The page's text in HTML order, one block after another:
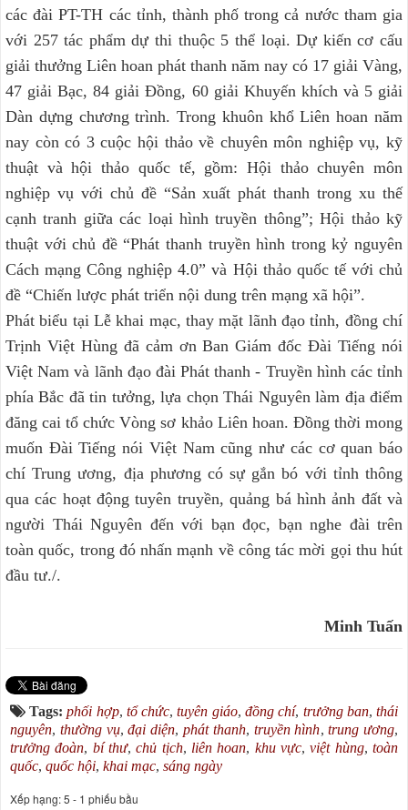
các đài PT-TH các tỉnh, thành phố trong cả nước tham gia
với 257 tác phẩm dự thi thuộc 5 thể loại. Dự kiến cơ cấu
giải thưởng Liên hoan phát thanh năm nay có 17 giải Vàng,
47 giải Bạc, 84 giải Đồng, 60 giải Khuyến khích và 5 giải
Dàn dựng chương trình. Trong khuôn khổ Liên hoan năm
nay còn có 3 cuộc hội thảo về chuyên môn nghiệp vụ, kỹ
thuật và hội thảo quốc tế, gồm: Hội thảo chuyên môn
nghiệp vụ với chủ đề “Sản xuất phát thanh trong xu thế
cạnh tranh giữa các loại hình truyền thông”; Hội thảo kỹ
thuật với chủ đề “Phát thanh truyền hình trong kỷ nguyên
Cách mạng Công nghiệp 4.0” và Hội thảo quốc tế với chủ
đề “Chiến lược phát triển nội dung trên mạng xã hội”.
Phát biểu tại Lễ khai mạc, thay mặt lãnh đạo tỉnh, đồng chí
Trịnh Việt Hùng đã cảm ơn Ban Giám đốc Đài Tiếng nói
Việt Nam và lãnh đạo đài Phát thanh - Truyền hình các tỉnh
phía Bắc đã tin tưởng, lựa chọn Thái Nguyên làm địa điểm
đăng cai tổ chức Vòng sơ khảo Liên hoan. Đồng thời mong
muốn Đài Tiếng nói Việt Nam cũng như các cơ quan báo
chí Trung ương, địa phương có sự gắn bó với tỉnh thông
qua các hoạt động tuyên truyền, quảng bá hình ảnh đất và
người Thái Nguyên đến với bạn đọc, bạn nghe đài trên
toàn quốc, trong đó nhấn mạnh về công tác mời gọi thu hút
đầu tư./.
Minh Tuấn
Tags:phối hợp, tổ chức,tuyên giáo, đồng chí, trưởng ban,thái
nguyên, thường vụ,đại diện,phát thanh, truyền hình,trung ương,
trưởng đoàn, bí thư,chủ tịch, liên hoan, khu vực,việt hùng,toàn
quốc, quốc hội, khai mạc, sáng ngày
Xếp hạng:5 - 1 phiếu bầu